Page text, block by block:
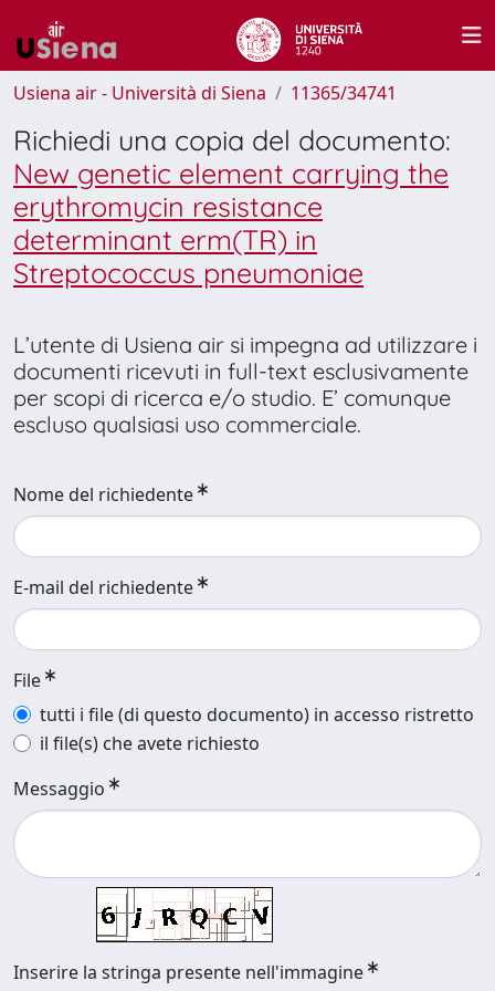
Usiena air - Università di Siena 11365/34741
Richiedi una copia del documento:
New genetic element carrying the
erythromycin resistance
determinant erm(TR) in
Streptococcus pneumoniae
L’utente di Usiena air si impegna ad utilizzare i
documenti ricevuti in full-text esclusivamente
per scopi di ricerca e/o studio. E’ comunque
escluso qualsiasi uso commerciale.
Nome del richiedente
E-mail del richiedente
File
tutti i file (di questo documento) in accesso ristretto
il file(s) che avete richiesto
Messaggio
Inserire la stringa presente nell'immagine